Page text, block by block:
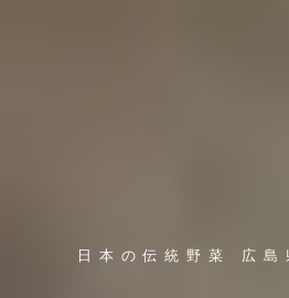
日本の伝統野菜 広島